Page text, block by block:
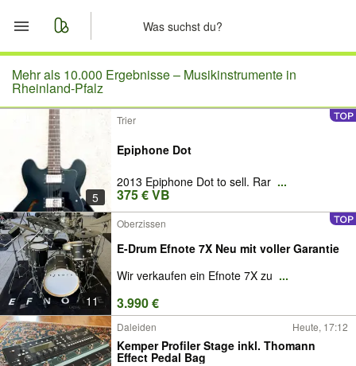
Start
Merkliste
Nachrichten
Anzeige aufgeben
Mehr als 10.000 Ergebnisse – Musikinstrumente in
Rheinland-Pfalz
5
Trier
Epiphone Dot
2013 Epiphone Dot to sell. Rar ...
375 € VB
11
Oberzissen
E-Drum Efnote 7X Neu mit voller Garantie
Wir verkaufen ein Efnote 7X zu ...
3.990 €
Daleiden Heute, 17:12
Kemper Profiler Stage inkl. Thomann
Effect Pedal Bag